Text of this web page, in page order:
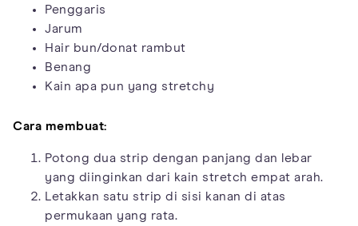
Penggaris
Jarum
Hair bun/donat rambut
Benang
Kain apa pun yang stretchy
Cara membuat:
Potong dua strip dengan panjang dan lebar
yang diinginkan dari kain stretch empat arah.
Letakkan satu strip di sisi kanan di atas
permukaan yang rata.